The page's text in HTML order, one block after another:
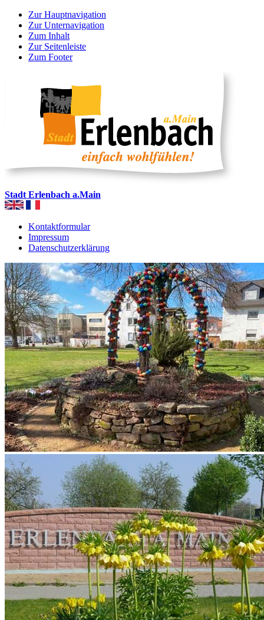
Zur Hauptnavigation
Zur Unternavigation
Zum Inhalt
Zur Seitenleiste
Zum Footer
Stadt Erlenbach a.Main
Kontaktformular
Impressum
Datenschutzerklärung